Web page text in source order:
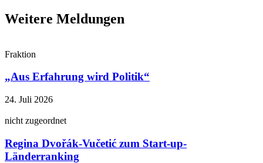
Weitere Meldungen
Fraktion
„Aus Erfahrung wird Politik“
24. Juli 2026
nicht zugeordnet
Regina Dvořák-Vučetić zum Start-up-
Länderranking